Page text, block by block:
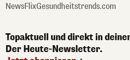
NewsFlixGesundheitstrends.com
Topaktuell und direkt in
Der Heute-Newsletter.